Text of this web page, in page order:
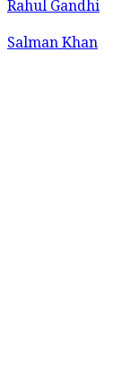
Rahul Gandhi
Salman Khan